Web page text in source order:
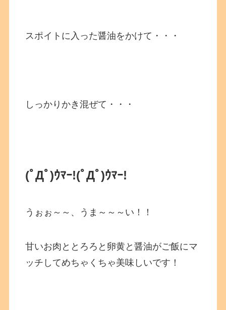
スポイトに入った醤油をかけて・・・
しっかりかき混ぜて・・・
(ﾟДﾟ)ｳﾏｰ!(ﾟДﾟ)ｳﾏｰ!
うぉぉ～～、うま～～～い！！
甘いお肉ととろろと卵黄と醤油がご飯にマ
ッチしてめちゃくちゃ美味しいです！